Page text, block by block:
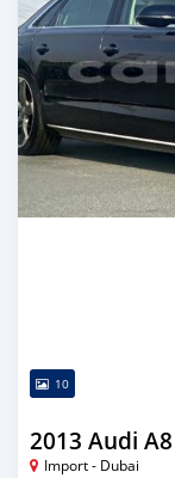
10
2013 Audi A8
Import - Dubai